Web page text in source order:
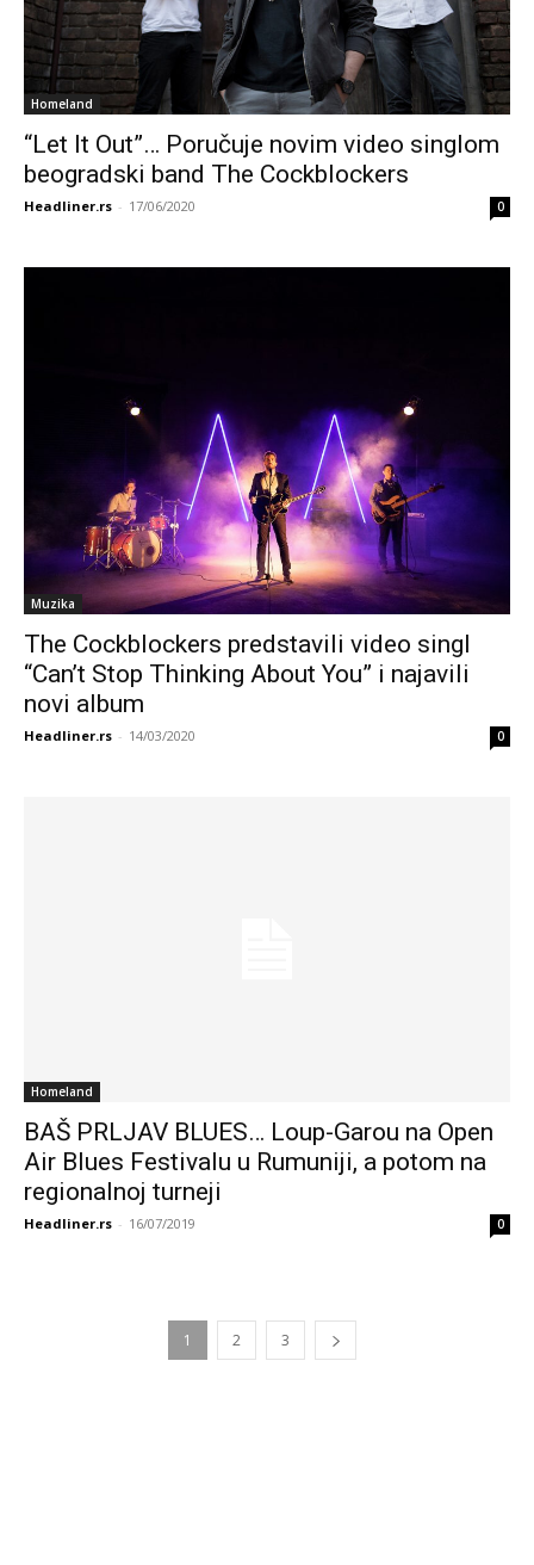
Homeland
“Let It Out”… Poručuje novim video singlom
beogradski band The Cockblockers
Headliner.rs - 17/06/2020 0
Muzika
The Cockblockers predstavili video singl
“Can’t Stop Thinking About You” i najavili
novi album
Headliner.rs - 14/03/2020 0
Homeland
BAŠ PRLJAV BLUES… Loup-Garou na Open
Air Blues Festivalu u Rumuniji, a potom na
regionalnoj turneji
Headliner.rs - 16/07/2019 0
1 2 3